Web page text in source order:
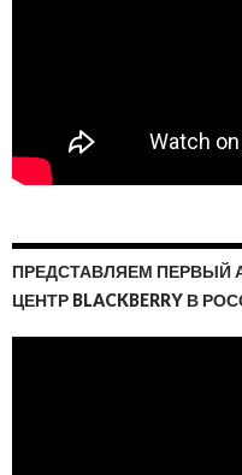
ПРЕДСТАВЛЯЕМ ПЕРВЫЙ
ЦЕНТР BLACKBERRY В